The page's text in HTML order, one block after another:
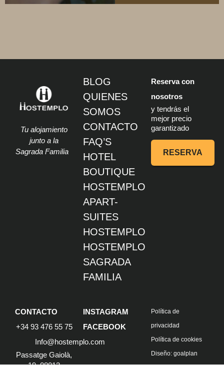
Tu alojamiento
junto a la
Sagrada Familia
BLOG
QUIENES
SOMOS
CONTACTO
FAQ’S
HOTEL
BOUTIQUE
HOSTEMPLO
APART-
SUITES
HOSTEMPLO
HOSTEMPLO
SAGRADA
FAMILIA
Reserva con
nosotros
y tendrás el
mejor precio
garantizado
RESERVA
CONTACTO
+34 93 476 55 75
Info@hostemplo.com
Passatge Gaiolà,
INSTAGRAM
FACEBOOK
Política de
privacidad
Política de cookies
Diseño: goalplan